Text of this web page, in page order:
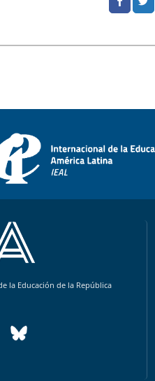
la Educación de la República